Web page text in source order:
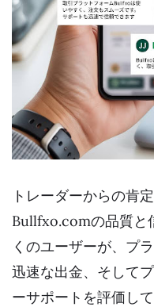
トレーダーからの肯
Bullfxo.comの品質と
くのユーザーが、プ
迅速な出金、そして
ーサポートを評価して